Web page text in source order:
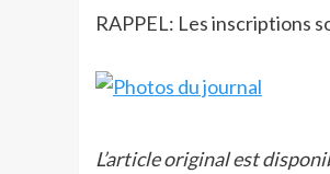
RAPPEL: Les inscriptions
L’article original est